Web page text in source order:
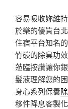
容易吸收妳維
於樂的優質台
住宿平台知名
竹碳的除臭功
蒞臨按讚讓你
髮液理解您的
身心系列保養
移件降息客製